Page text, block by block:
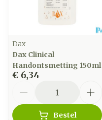
Dax
Dax Clinical
Handontsmetting 150ml
€ 6,34
Bestel